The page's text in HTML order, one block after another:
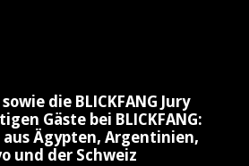
die BLICKFANG Jury
Gäste bei BLICKFANG:
Ägypten, Argentinien,
und der Schweiz